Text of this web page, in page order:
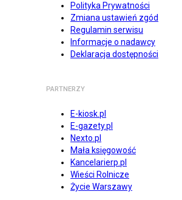
Polityka Prywatności
Zmiana ustawień zgód
Regulamin serwisu
Informacje o nadawcy
Deklaracja dostępności
PARTNERZY
E-kiosk.pl
E-gazety.pl
Nexto.pl
Mała księgowość
Kancelarierp.pl
Wieści Rolnicze
Życie Warszawy